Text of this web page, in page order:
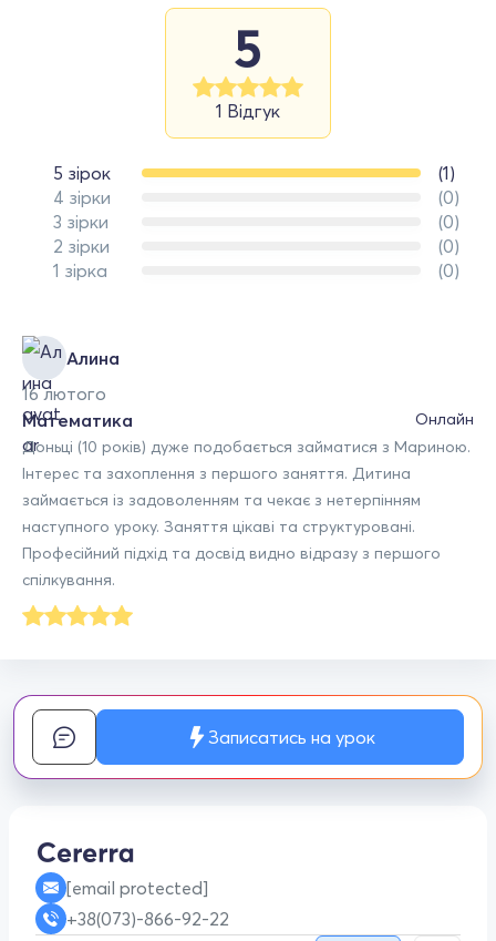
5
1 Відгук
5 зірок
(1)
4 зірки
(0)
3 зірки
(0)
2 зірки
(0)
1 зірка
(0)
Алина
16 лютого
Онлайн
Математика
Доньці (10 років) дуже подобається займатися з Мариною.
Інтерес та захоплення з першого заняття. Дитина
займається із задоволенням та чекає з нетерпінням
наступного уроку. Заняття цікаві та структуровані.
Професійний підхід та досвід видно відразу з першого
спілкування.
Записатись на урок
[email protected]
+38(073)-866-92-22